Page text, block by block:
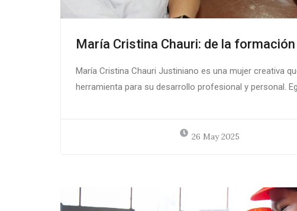
María Cristina Chauri: de la
María Cristina Chauri Justiniano es una mujer creativa
herramienta para su desarrollo profesional y personal.
26 May 2025